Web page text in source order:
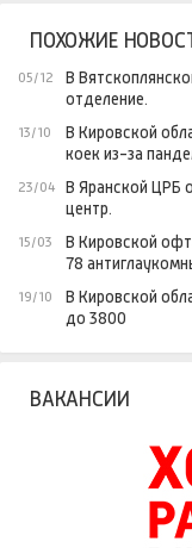
ПОХОЖИЕ
05/12
В
отделение.
13/10
В Кировской
коек из-за
23/04
В Яранской ЦРБ
центр.
15/03
В Кировской
78
19/10
В Кировской
до 3800
ВАКАНСИИ